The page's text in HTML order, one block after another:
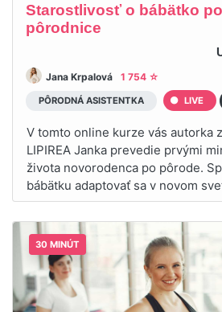
Starostlivosť o bábätko
pôrodnice
Jana Krpalová 1 754 ☆
PÔRODNÁ ASISTENTKA LIVE
V tomto online kurze vás autorka
LIPIREA Janka prevedie prvými
života novorodenca po pôrode.
bábätku adaptovať sa v novom
30 MINÚT